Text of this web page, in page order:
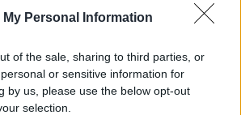
My Personal Information
of the sale, sharing to third parties, or
or sensitive information for
by us, please use the below opt-out
selection.